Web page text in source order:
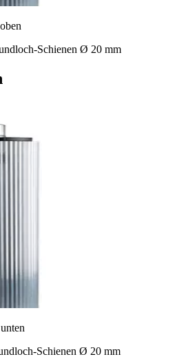
Schienen Ø 20 mm
Schienen Ø 20 mm